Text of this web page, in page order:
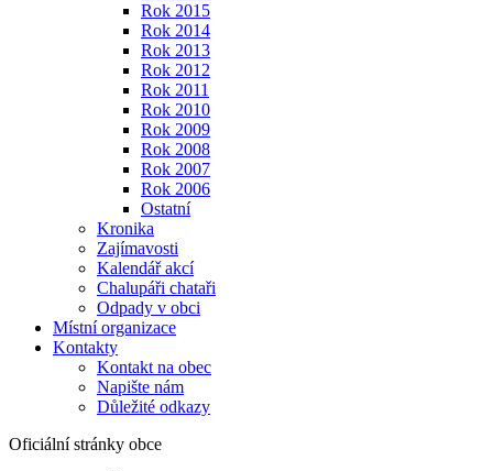
Rok 2015
Rok 2014
Rok 2013
Rok 2012
Rok 2011
Rok 2010
Rok 2009
Rok 2008
Rok 2007
Rok 2006
Ostatní
Kronika
Zajímavosti
Kalendář akcí
Chalupáři chataři
Odpady v obci
Místní organizace
Kontakty
Kontakt na obec
Napište nám
Důležité odkazy
Oficiální stránky obce